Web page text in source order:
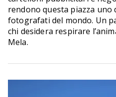
rendono questa piazza uno
fotografati del mondo. Un
chi desidera respirare
Mela.